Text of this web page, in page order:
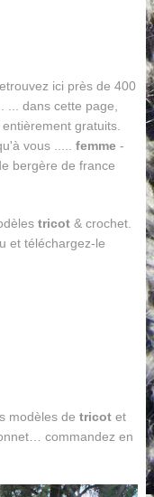
ici près de 400
... dans cette page,
gratuits.
vous ..... femme-
bergère de france
tricot& crochet.
et téléchargez-le
modèles de tricotet
commandez en